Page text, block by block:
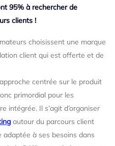
95% à rechercher de
clients !
choisissent une marque
client qui est offerte et de
centrée sur le produit
primordial pour les
intégrée. Il s’agit d’organiser
autour du parcours client
à ses besoins dans